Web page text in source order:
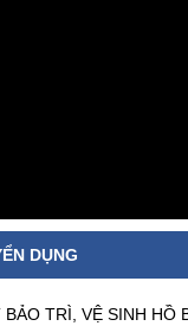
DỤNG
BẢO TRÌ, VỆ SINH HỒ